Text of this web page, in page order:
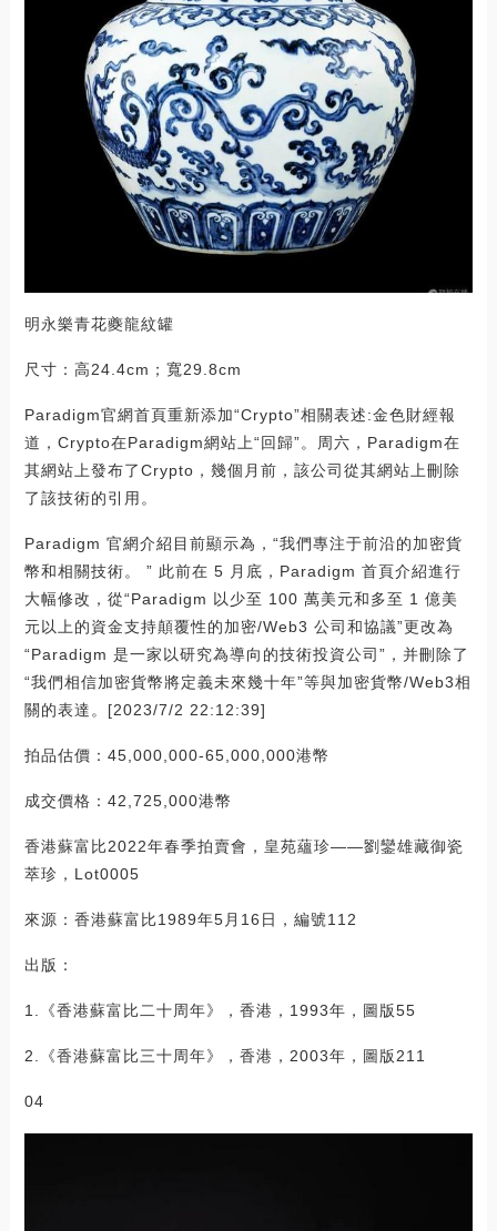
明永樂青花夔龍紋罐
尺寸：高24.4cm；寬29.8cm
Paradigm官網首頁重新添加“Crypto”相關表述:金色財經報
道，Crypto在Paradigm網站上“回歸”。周六，Paradigm在
其網站上發布了Crypto，幾個月前，該公司從其網站上刪除
了該技術的引用。
Paradigm 官網介紹目前顯示為，“我們專注于前沿的加密貨
幣和相關技術。 ” 此前在 5 月底，Paradigm 首頁介紹進行
大幅修改，從“Paradigm 以少至 100 萬美元和多至 1 億美
元以上的資金支持顛覆性的加密/Web3 公司和協議”更改為
“Paradigm 是一家以研究為導向的技術投資公司”，并刪除了
“我們相信加密貨幣將定義未來幾十年”等與加密貨幣/Web3相
關的表達。[2023/7/2 22:12:39]
拍品估價：45,000,000-65,000,000港幣
成交價格：42,725,000港幣
香港蘇富比2022年春季拍賣會，皇苑蘊珍——劉鑾雄藏御瓷
萃珍，Lot0005
來源：香港蘇富比1989年5月16日，編號112
出版：
1.《香港蘇富比二十周年》，香港，1993年，圖版55
2.《香港蘇富比三十周年》，香港，2003年，圖版211
04